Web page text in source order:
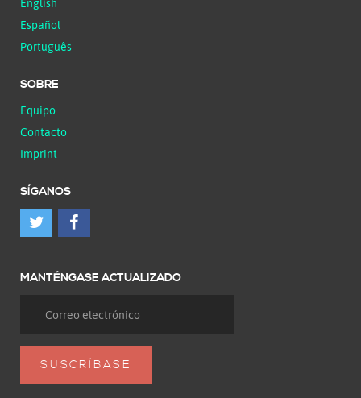
Español
Português
SOBRE
Equipo
Contacto
Imprint
SÍGANOS
MANTÉNGASE ACTUALIZADO